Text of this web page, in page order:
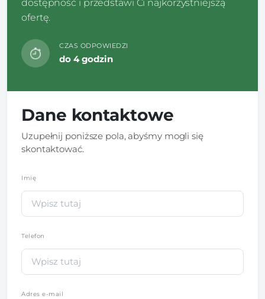
dostępność i przedstawi Ci najkorzystniejszą
ofertę.
CZAS ODPOWIEDZI
do 4 godzin
Dane kontaktowe
Uzupełnij poniższe pola, abyśmy mogli się
skontaktować.
Imię
Telefon
Adres e-mail